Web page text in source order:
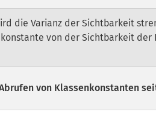
die Varianz der Sichtbarkeit
von der Sichtbarkeit
von Klassenkonstanten